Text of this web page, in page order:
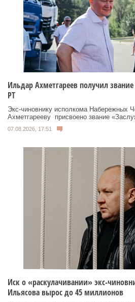
Ильдар Ахметгареев получил
РТ
Экс‑чиновнику исполкома Набережных
Ахметгарееву присвоено звание
07.08.2026, 17:51
Иск о «раскулачивании» экс-
Ильясова вырос до 45 миллионов